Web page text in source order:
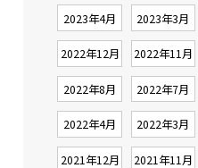
2023年4月 2023年3月
2022年12月 2022年11月
2022年8月 2022年7月
2022年4月 2022年3月
2021年12月 2021年11月